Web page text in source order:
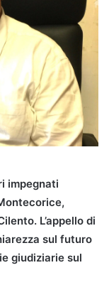
impegnati
L’appello di
sul futuro
giudiziarie sul